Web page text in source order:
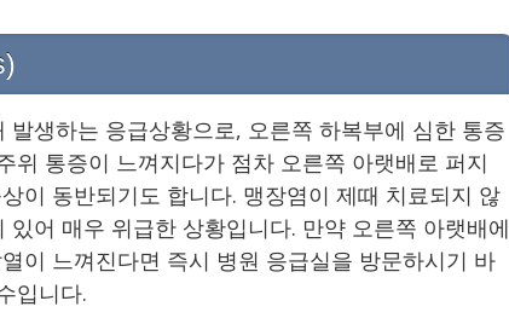
발생하는 응급상황으로, 오른쪽 하복부에 심한 통증
위 통증이 느껴지다가 점차 오른쪽 아랫배로 퍼지
이 동반되기도 합니다. 맹장염이 제때 치료되지 않
있어 매우 위급한 상황입니다. 만약 오른쪽 아랫배에
이 느껴진다면 즉시 병원 응급실을 방문하시기 바
입니다.